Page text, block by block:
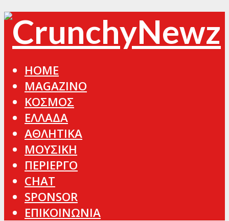
HOME
MAGAZINO
ΚΟΣΜΟΣ
ΕΛΛΑΔΑ
ΑΘΛΗΤΙΚΑ
ΜΟΥΣΙΚΗ
ΠΕΡΙΕΡΓΟ
CHAT
SPONSOR
ΕΠΙΚΟΙΝΩΝΙΑ